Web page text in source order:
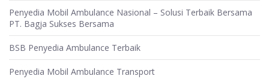
Penyedia Mobil Ambulance Nasional – Solusi Terbaik Bersama
PT. Bagja Sukses Bersama
BSB Penyedia Ambulance Terbaik
Penyedia Mobil Ambulance Transport